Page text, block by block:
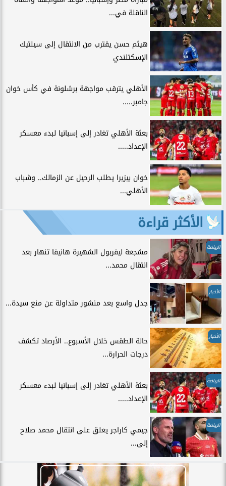
الناقلة في...
هيثم حسن يقترب من الانتقال إلى سيلتيك
الإسكتلندي
الأهلي يترقب مواجهة برشلونة في كأس خوان
جامبر.....
بعثة الأهلي تغادر إلى إسبانيا لبدء معسكر
الإعداد.....
خوان بيزيرا يطلب الرحيل عن الزمالك.. وشباب
الأهلي...
الأكثر قراءة
الرياضة
مشجعة ليفربول الشهيرة هانيفا تنهار بعد
انتقال محمد...
الأخبار
جدل واسع بعد منشور متداولة عن منع سيدة...
الأخبار
حالة الطقس خلال الأسبوع.. الأرصاد تكشف
درجات الحرارة...
الرياضة
بعثة الأهلي تغادر إلى إسبانيا لبدء معسكر
الإعداد.....
الرياضة
جيمي كاراجر يعلق على انتقال محمد صلاح
إلى...